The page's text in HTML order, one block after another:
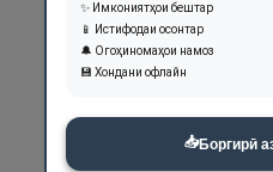
✨ Имкониятҳои бештар
📱 Истифодаи осонтар
🔔 Огоҳиномаҳои намоз
💾 Хондани офлайн
📥Боргирӣ